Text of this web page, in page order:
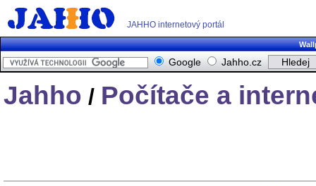
JAHHO internetový portál
Google Jahho.cz
Jahho / Počítače a